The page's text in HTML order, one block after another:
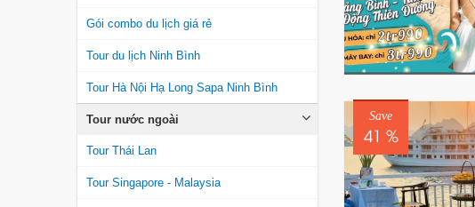
Gói combo du lịch giá rẻ
Tour du lịch Ninh Bình
Tour Hà Nội Hạ Long Sapa Ninh Bình
Tour nước ngoài
Tour Thái Lan
Tour Singapore - Malaysia
Save
41 %